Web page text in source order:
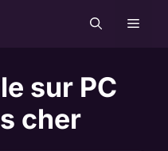
sur PC
cher